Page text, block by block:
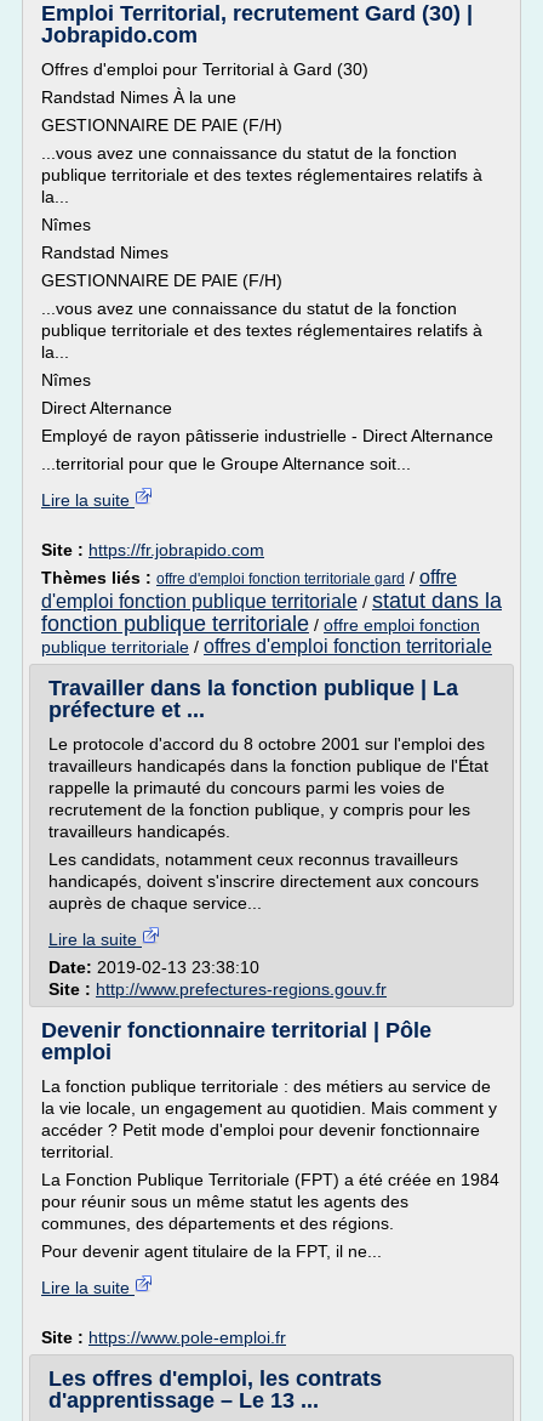
Emploi Territorial, recrutement Gard (30) |
Jobrapido.com
Offres d'emploi pour Territorial à Gard (30)
Randstad Nimes À la une
GESTIONNAIRE DE PAIE (F/H)
...vous avez une connaissance du statut de la fonction
publique territoriale et des textes réglementaires relatifs à
la...
Nîmes
Randstad Nimes
GESTIONNAIRE DE PAIE (F/H)
...vous avez une connaissance du statut de la fonction
publique territoriale et des textes réglementaires relatifs à
la...
Nîmes
Direct Alternance
Employé de rayon pâtisserie industrielle - Direct Alternance
...territorial pour que le Groupe Alternance soit...
Lire la suite
Site : https://fr.jobrapido.com
Thèmes liés : offre d'emploi fonction territoriale gard / offre
d'emploi fonction publique territoriale / statut dans la
fonction publique territoriale / offre emploi fonction
publique territoriale / offres d'emploi fonction territoriale
Travailler dans la fonction publique | La
préfecture et ...
Le protocole d'accord du 8 octobre 2001 sur l'emploi des
travailleurs handicapés dans la fonction publique de l'État
rappelle la primauté du concours parmi les voies de
recrutement de la fonction publique, y compris pour les
travailleurs handicapés.
Les candidats, notamment ceux reconnus travailleurs
handicapés, doivent s'inscrire directement aux concours
auprès de chaque service...
Lire la suite
Date: 2019-02-13 23:38:10
Site : http://www.prefectures-regions.gouv.fr
Devenir fonctionnaire territorial | Pôle
emploi
La fonction publique territoriale : des métiers au service de
la vie locale, un engagement au quotidien. Mais comment y
accéder ? Petit mode d'emploi pour devenir fonctionnaire
territorial.
La Fonction Publique Territoriale (FPT) a été créée en 1984
pour réunir sous un même statut les agents des
communes, des départements et des régions.
Pour devenir agent titulaire de la FPT, il ne...
Lire la suite
Site : https://www.pole-emploi.fr
Les offres d'emploi, les contrats
d'apprentissage – Le 13 ...